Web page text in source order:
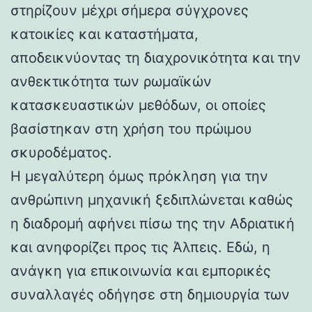
στηρίζουν μέχρι σήμερα σύγχρονες
κατοικίες και καταστήματα,
αποδεικνύοντας τη διαχρονικότητα και την
ανθεκτικότητα των ρωμαϊκών
κατασκευαστικών μεθόδων, οι οποίες
βασίστηκαν στη χρήση του πρώιμου
σκυροδέματος.
Η μεγαλύτερη όμως πρόκληση για την
ανθρώπινη μηχανική ξεδιπλώνεται καθώς
η διαδρομή αφήνει πίσω της την Αδριατική
και ανηφορίζει προς τις Άλπεις. Εδώ, η
ανάγκη για επικοινωνία και εμπορικές
συναλλαγές οδήγησε στη δημιουργία των